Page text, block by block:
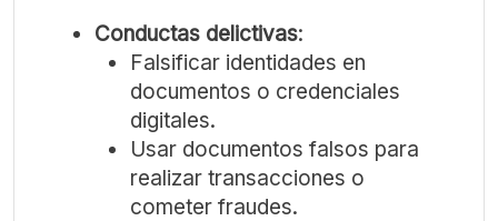
Conductas delictivas:
Falsificar identidades en
documentos o credenciales
digitales.
Usar documentos falsos para
realizar transacciones o
cometer fraudes.